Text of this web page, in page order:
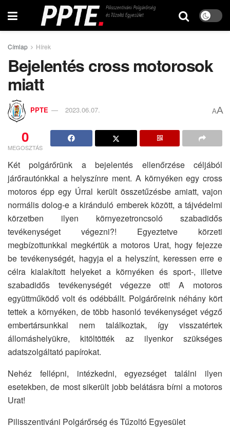
Címlap Hírek
Bejelentés cross motorosok
miatt
PPTE 2023.06.07. AA
0
MEGOSZTÁS
Két polgárőrünk a bejelentés ellenőrzése céljából
járőrautónkkal a helyszínre ment. A környéken egy cross
motoros épp egy Úrral került összetűzésbe amiatt, vajon
normális dolog-e a kiránduló emberek között, a tájvédelmi
körzetben ilyen környezetroncsoló szabadidős
tevékenységet végezni?! Egyeztetve körzeti
megbízottunkkal megkértük a motoros Urat, hogy fejezze
be tevékenységét, hagyja el a helyszínt, keressen erre e
célra kialakított helyeket a környéken és sport-, illetve
szabadidős tevékenységét végezze ott! A motoros
együttműködő volt és odébbállt. Polgárőreink néhány kört
tettek a környéken, de több hasonló tevékenységet végző
embertársunkkal nem találkoztak, így visszatértek
állomáshelyükre, kitöltötték az ilyenkor szükséges
adatszolgáltató papírokat.
Nehéz fellépni, intézkedni, egyezséget találni ilyen
esetekben, de most sikerült jobb belátásra bírni a motoros
Urat!
Pilisszentiváni Polgárőrség és Tűzoltó Egyesület